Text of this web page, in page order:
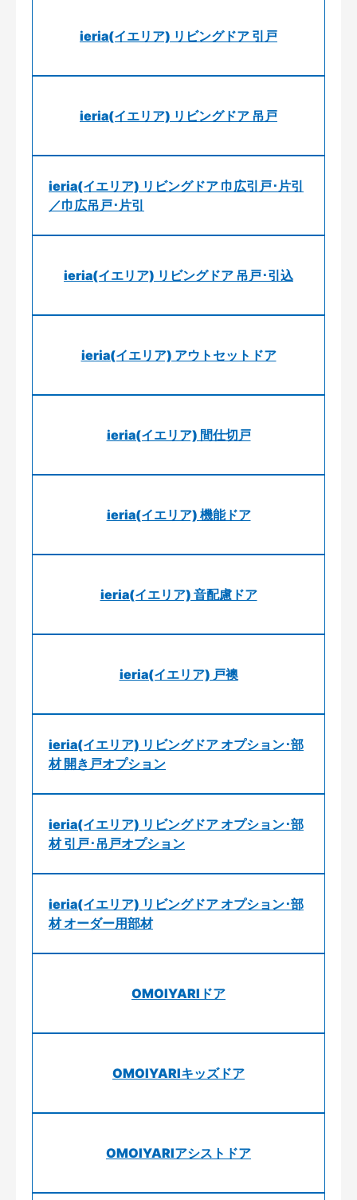
ieria(イエリア) リビングドア 引戸
ieria(イエリア) リビングドア 吊戸
ieria(イエリア) リビングドア 巾広引戸･片引
／巾広吊戸･片引
ieria(イエリア) リビングドア 吊戸･引込
ieria(イエリア) アウトセットドア
ieria(イエリア) 間仕切戸
ieria(イエリア) 機能ドア
ieria(イエリア) 音配慮ドア
ieria(イエリア) 戸襖
ieria(イエリア) リビングドア オプション･部
材 開き戸オプション
ieria(イエリア) リビングドア オプション･部
材 引戸･吊戸オプション
ieria(イエリア) リビングドア オプション･部
材 オーダー用部材
OMOIYARIドア
OMOIYARIキッズドア
OMOIYARIアシストドア